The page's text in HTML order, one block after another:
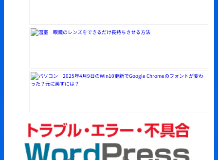
眼鏡のレンズをできるだけ長持ちさせる方法
2025年4月9日のWin10更新でGoogle Chromeのフォントが変わ
った？元に戻すには？